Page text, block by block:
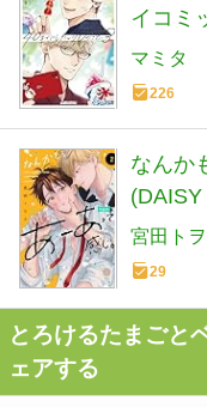
イコミ
マミタ
226
なんか
宮田ト
29
とろけるたまごと
ェアする